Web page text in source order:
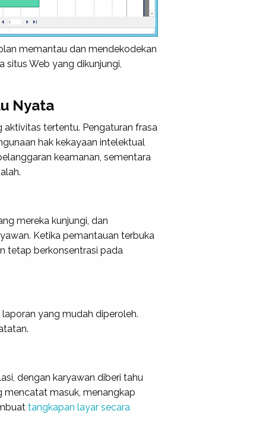
memantau dan mendekodekan
situs Web yang dikunjungi,
Nyata
tertentu. Pengaturan frasa
hak kekayaan intelektual
keamanan, sementara
mereka kunjungi, dan
Ketika pemantauan terbuka
tetap berkonsentrasi pada
yang mudah diperoleh.
dengan karyawan diberi tahu
mencatat masuk, menangkap
tangkapan layar secara